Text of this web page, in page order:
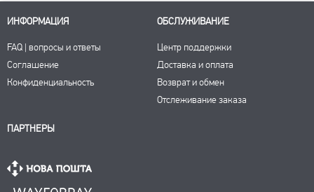
ИНФОРМАЦИЯ
FAQ | вопросы и ответы
Соглашение
Конфиденциальность
ОБСЛУЖИВАНИЕ
Центр поддержки
Доставка и оплата
Возврат и обмен
Отслеживание заказа
ПАРТНЕРЫ